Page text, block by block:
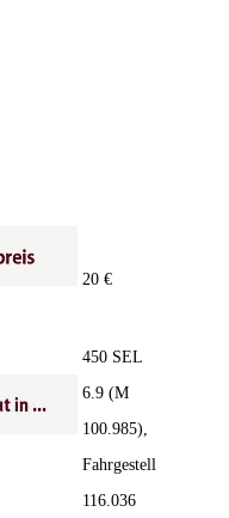
20 €
450 SEL
6.9 (M
100.985),
Fahrgestell
116.036